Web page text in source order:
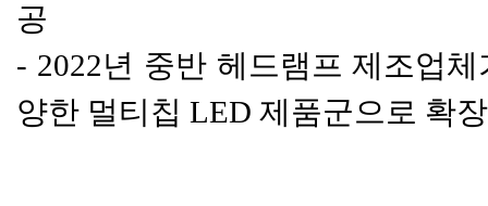
공
- 2022년 중반 헤드램프 제조업
양한 멀티칩 LED 제품군으로 확